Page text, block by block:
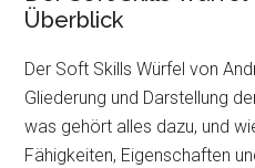
Überblick
Der Soft Skills Würfel von
Gliederung und Darstellung
was gehört alles dazu, und
Fähigkeiten, Eigenschaften